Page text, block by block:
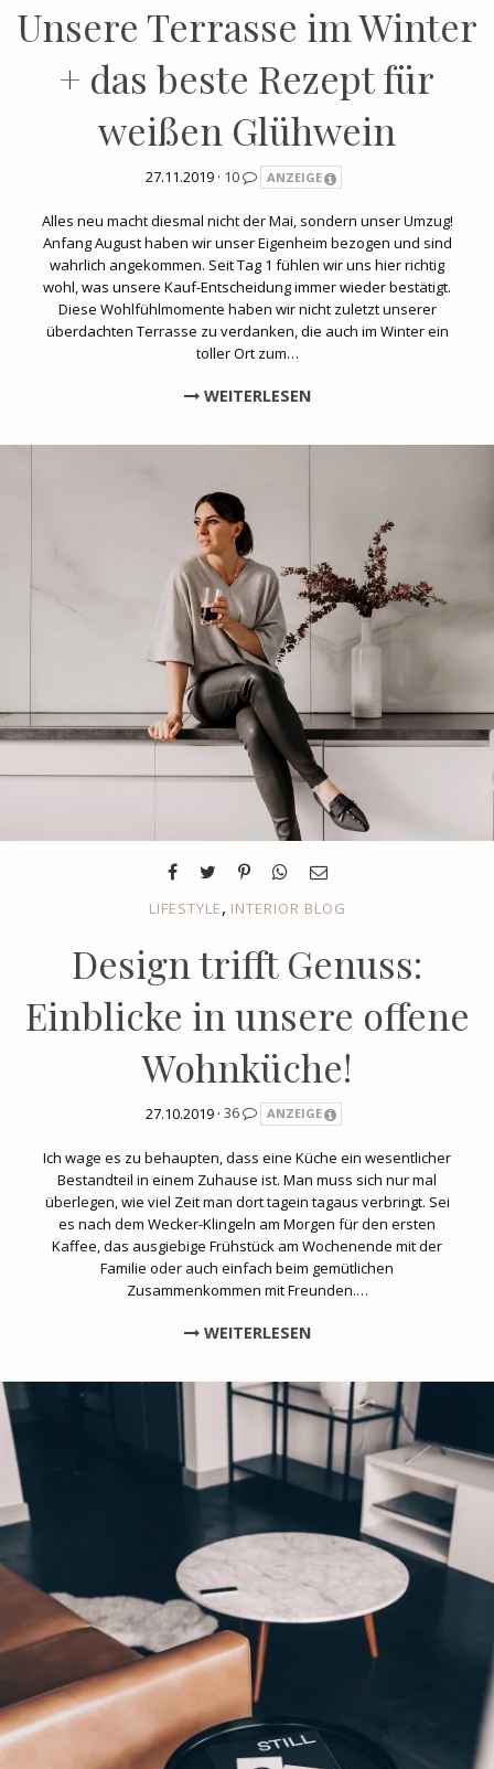
Unsere Terrasse im Winter
+ das beste Rezept für
weißen Glühwein
27.11.2019 · 10 ANZEIGE
Alles neu macht diesmal nicht der Mai, sondern unser Umzug!
Anfang August haben wir unser Eigenheim bezogen und sind
wahrlich angekommen. Seit Tag 1 fühlen wir uns hier richtig
wohl, was unsere Kauf-Entscheidung immer wieder bestätigt.
Diese Wohlfühlmomente haben wir nicht zuletzt unserer
überdachten Terrasse zu verdanken, die auch im Winter ein
toller Ort zum…
WEITERLESEN
LIFESTYLE, INTERIOR BLOG
Design trifft Genuss:
Einblicke in unsere offene
Wohnküche!
27.10.2019 · 36 ANZEIGE
Ich wage es zu behaupten, dass eine Küche ein wesentlicher
Bestandteil in einem Zuhause ist. Man muss sich nur mal
überlegen, wie viel Zeit man dort tagein tagaus verbringt. Sei
es nach dem Wecker-Klingeln am Morgen für den ersten
Kaffee, das ausgiebige Frühstück am Wochenende mit der
Familie oder auch einfach beim gemütlichen
Zusammenkommen mit Freunden.…
WEITERLESEN